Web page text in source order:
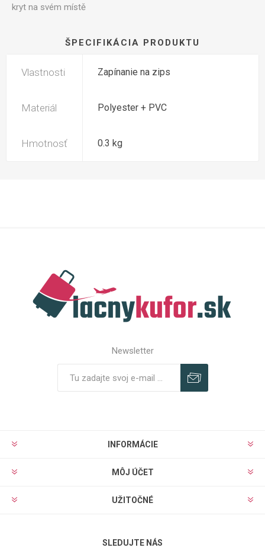
kryt na svém místě
ŠPECIFIKÁCIA PRODUKTU
Vlastnosti Zapínanie na zips
Materiál Polyester + PVC
Hmotnosť 0.3 kg
Newsletter
INFORMÁCIE
MÔJ ÚČET
UŽITOČNÉ
SLEDUJTE NÁS